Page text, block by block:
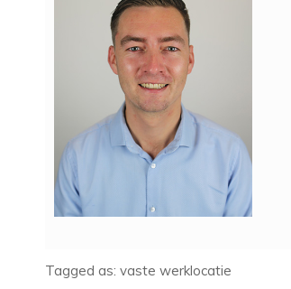
Tagged as: vaste werklocatie